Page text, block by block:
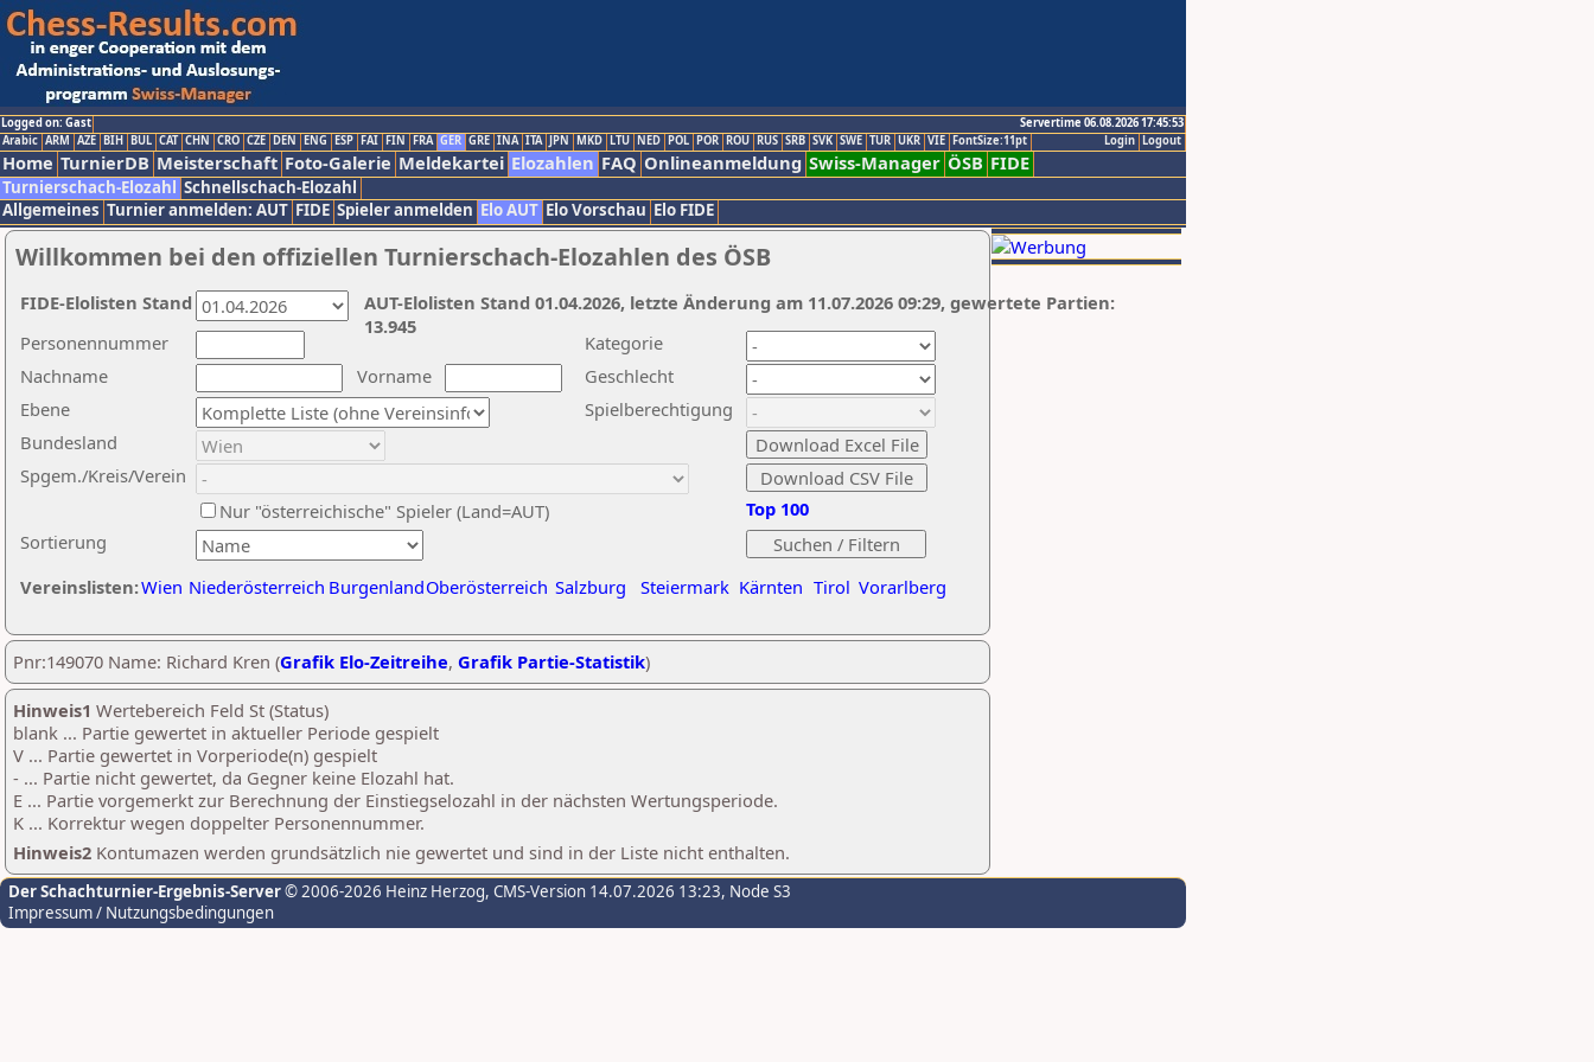
Logged on: Gast
Servertime 06.08.2026 17:45:53
Logout
Login
Arabic ARM AZE BIH BUL CAT CHN CRO CZE DEN ENG ESP FAI FIN FRA GER GRE INA ITA JPN MKD LTU NED POL POR ROU RUS SRB SVK SWE TUR UKR VIE FontSize:11pt
Home TurnierDB Meisterschaft Foto-Galerie Meldekartei Elozahlen FAQ Onlineanmeldung Swiss-Manager ÖSB FIDE
Turnierschach-Elozahl Schnellschach-Elozahl
Allgemeines Turnier anmelden: AUT FIDE Spieler anmelden Elo AUT Elo Vorschau Elo FIDE
Willkommen bei den offiziellen Turnierschach-Elozahlen des ÖSB
Nachname
Vorname
Ebene
Kategorie
Sortierung
Personennummer
Bundesland
Spgem./Kreis/Verein
Geschlecht
Nur "österreichische" Spieler (Land=AUT)
Spielberechtigung
Vereinslisten:Wien Niederösterreich BurgenlandOberösterreich Salzburg Steiermark Kärnten Tirol Vorarlberg
Top 100
AUT-Elolisten Stand 01.04.2026, letzte Änderung am 11.07.2026 09:29, gewertete Partien:
13.945
FIDE-Elolisten Stand
Pnr:149070 Name: Richard Kren (Grafik Elo-Zeitreihe, Grafik Partie-Statistik)
Hinweis1 Wertebereich Feld St (Status)
blank ... Partie gewertet in aktueller Periode gespielt
V ... Partie gewertet in Vorperiode(n) gespielt
- ... Partie nicht gewertet, da Gegner keine Elozahl hat.
E ... Partie vorgemerkt zur Berechnung der Einstiegselozahl in der nächsten Wertungsperiode.
K ... Korrektur wegen doppelter Personennummer.
Hinweis2 Kontumazen werden grundsätzlich nie gewertet und sind in der Liste nicht enthalten.
Der Schachturnier-Ergebnis-Server© 2006-2026 Heinz Herzog, CMS-Version 14.07.2026 13:23, Node S3
Impressum / Nutzungsbedingungen